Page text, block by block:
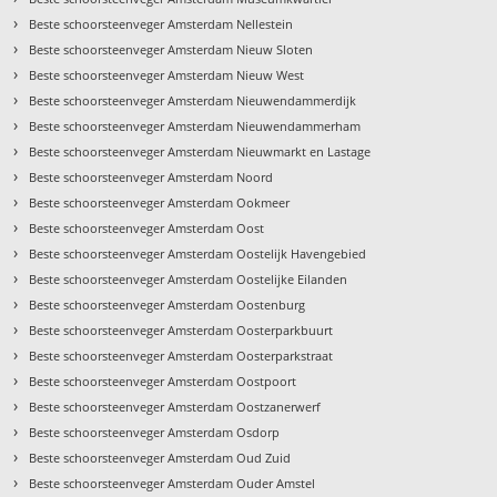
› Beste schoorsteenveger Amsterdam Nellestein
› Beste schoorsteenveger Amsterdam Nieuw Sloten
› Beste schoorsteenveger Amsterdam Nieuw West
› Beste schoorsteenveger Amsterdam Nieuwendammerdijk
› Beste schoorsteenveger Amsterdam Nieuwendammerham
› Beste schoorsteenveger Amsterdam Nieuwmarkt en Lastage
› Beste schoorsteenveger Amsterdam Noord
› Beste schoorsteenveger Amsterdam Ookmeer
› Beste schoorsteenveger Amsterdam Oost
› Beste schoorsteenveger Amsterdam Oostelijk Havengebied
› Beste schoorsteenveger Amsterdam Oostelijke Eilanden
› Beste schoorsteenveger Amsterdam Oostenburg
› Beste schoorsteenveger Amsterdam Oosterparkbuurt
› Beste schoorsteenveger Amsterdam Oosterparkstraat
› Beste schoorsteenveger Amsterdam Oostpoort
› Beste schoorsteenveger Amsterdam Oostzanerwerf
› Beste schoorsteenveger Amsterdam Osdorp
› Beste schoorsteenveger Amsterdam Oud Zuid
› Beste schoorsteenveger Amsterdam Ouder Amstel